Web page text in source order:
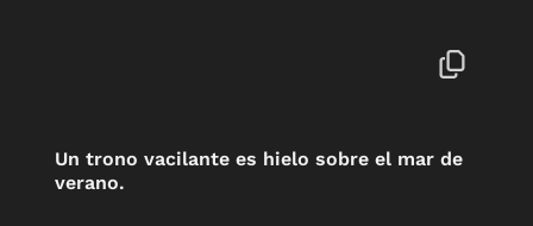
Un trono vacilante es hielo sobre el mar de
verano.